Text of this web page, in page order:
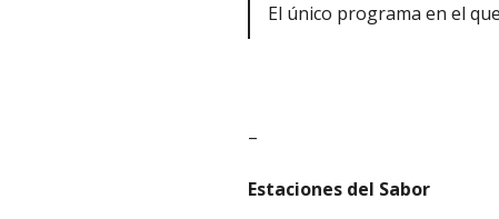
El único programa en el
–
Estaciones del Sabor